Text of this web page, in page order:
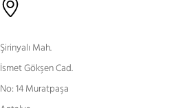
Şirinyalı Mah.
İsmet Gökşen Cad.
No: 14 Muratpaşa